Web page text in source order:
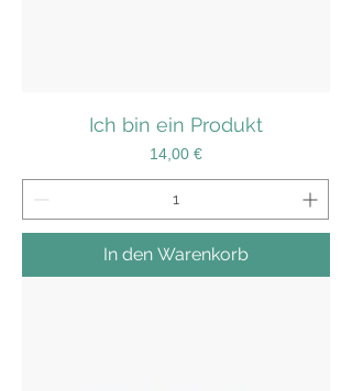
Ich bin ein Produkt
Preis
14,00 €
In den Warenkorb